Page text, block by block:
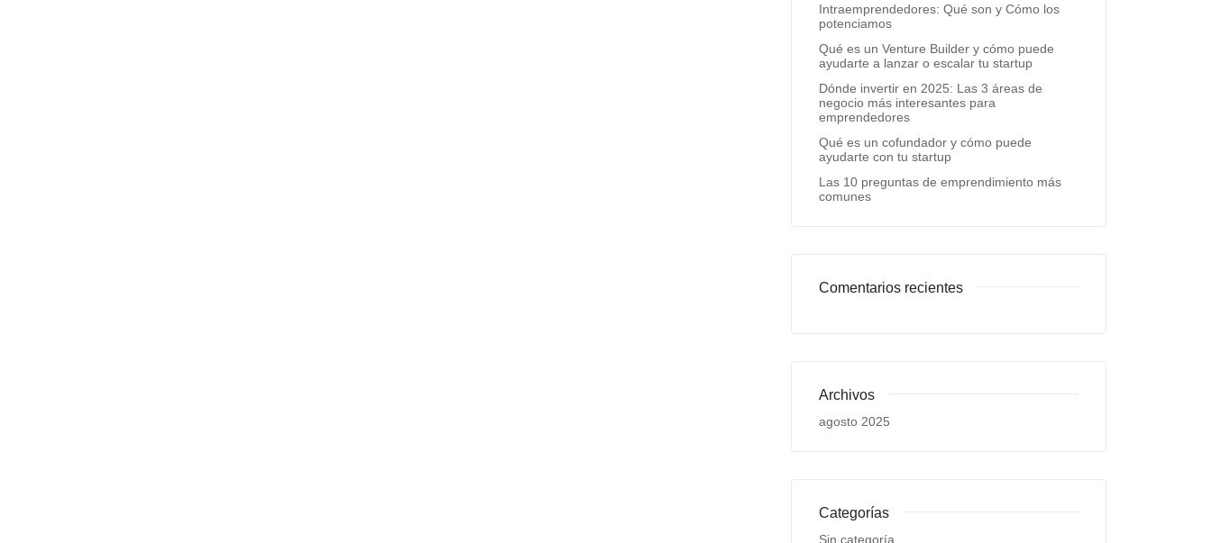
Intraemprendedores: Qué son y Cómo los
potenciamos
Qué es un Venture Builder y cómo puede
ayudarte a lanzar o escalar tu startup
Dónde invertir en 2025: Las 3 áreas de
negocio más interesantes para
emprendedores
Qué es un cofundador y cómo puede
ayudarte con tu startup
Las 10 preguntas de emprendimiento más
comunes
Comentarios recientes
Archivos
agosto 2025
Categorías
Sin categoría